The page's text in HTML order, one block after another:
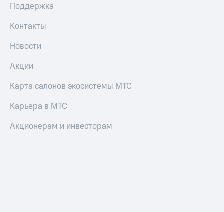
Поддержка
Контакты
Новости
Акции
Карта салонов экосистемы МТС
Карьера в МТС
Акционерам и инвесторам